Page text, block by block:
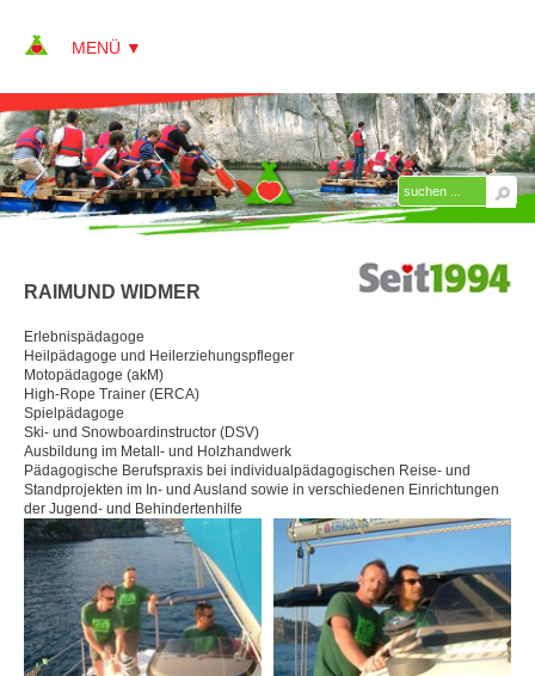
ÜBER KAP
Peter Alberter
Annett Alberter
Sebastian Clavee
Christina Dietlmeier
Oliver Guist
Hilde Krug
Walter Krug
Marina Müller
Andreas Muhr
▼
RAIMUND WIDMER
Erlebnispädagoge
Heilpädagoge und Heilerziehungspfleger
Motopädagoge (akM)
High-Rope Trainer (ERCA)
Spielpädagoge
Ski- und Snowboardinstructor (DSV)
Ausbildung im Metall- und Holzhandwerk
Pädagogische Berufspraxis bei individualpädagogischen Reise- und
Standprojekten im In- und Ausland sowie in verschiedenen Einrichtungen
der Jugend- und Behindertenhilfe